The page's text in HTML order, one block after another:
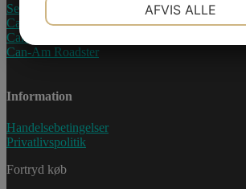
Sea-Doo Vandscooter
Can-Am ATV
Can-Am UTV
Can-Am Roadster
Information
Handelsebetingelser
Privatlivspolitik
Fortryd køb
MARKETING
AFVIS ALLE